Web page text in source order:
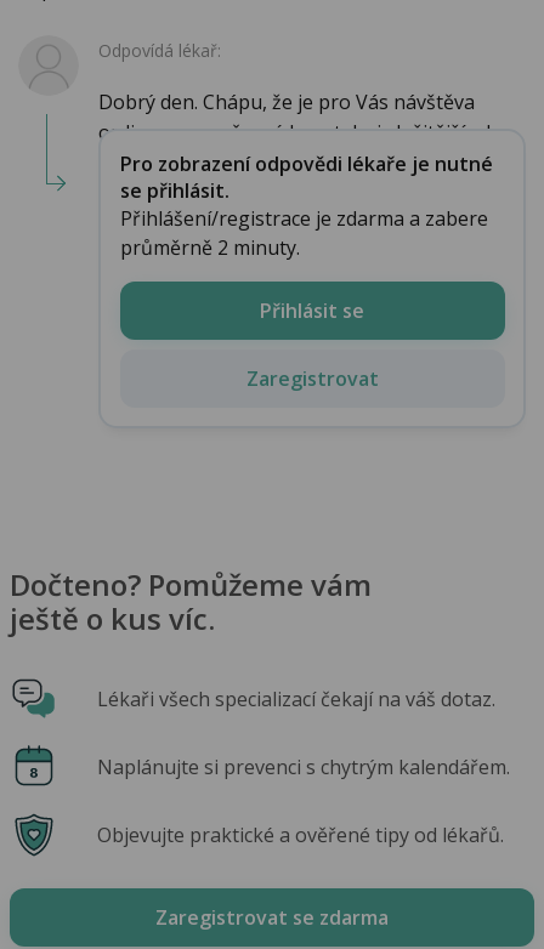
Odpovídá lékař:
Dobrý den. Chápu, že je pro Vás návštěva
ordinace v současné konstelaci složitější, ale...
Pro zobrazení odpovědi lékaře je nutné
se přihlásit.
Přihlášení/registrace je zdarma a zabere
průměrně 2 minuty.
Přihlásit se
Zaregistrovat
Dočteno? Pomůžeme vám
ještě o kus víc.
Lékaři všech specializací čekají na váš dotaz.
Naplánujte si prevenci s chytrým kalendářem.
Objevujte praktické a ověřené tipy od lékařů.
Zaregistrovat se zdarma